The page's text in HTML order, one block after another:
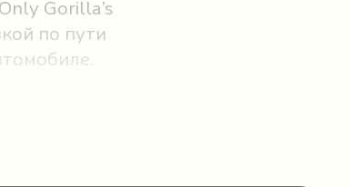
Gorilla’s
по пути